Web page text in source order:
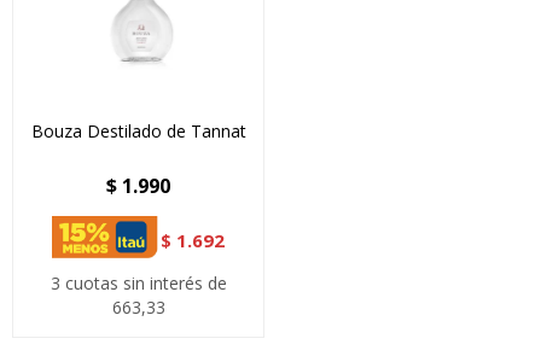
Bouza Destilado de Tannat
$ 1.990
$ 1.692
3 cuotas sin interés de
663,33